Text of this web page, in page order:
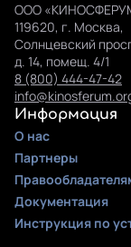
ООО
119620, г. Москва,
Солнцевский
д. 14, помещ. 4/1
8 (800) 444-47-42
Информация
О нас
Партнеры
Документация
Инструкция по